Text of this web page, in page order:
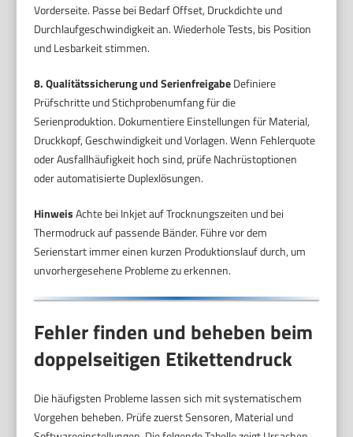
Vorderseite. Passe bei Bedarf Offset, Druckdichte und
Durchlaufgeschwindigkeit an. Wiederhole Tests, bis Position
und Lesbarkeit stimmen.
8. Qualitätssicherung und SerienfreigabeDefiniere
Prüfschritte und Stichprobenumfang für die
Serienproduktion. Dokumentiere Einstellungen für Material,
Druckkopf, Geschwindigkeit und Vorlagen. Wenn Fehlerquote
oder Ausfallhäufigkeit hoch sind, prüfe Nachrüstoptionen
oder automatisierte Duplexlösungen.
HinweisAchte bei Inkjet auf Trocknungszeiten und bei
Thermodruck auf passende Bänder. Führe vor dem
Serienstart immer einen kurzen Produktionslauf durch, um
unvorhergesehene Probleme zu erkennen.
Fehler finden und beheben beim
doppelseitigen Etikettendruck
Die häufigsten Probleme lassen sich mit systematischem
Vorgehen beheben. Prüfe zuerst Sensoren, Material und